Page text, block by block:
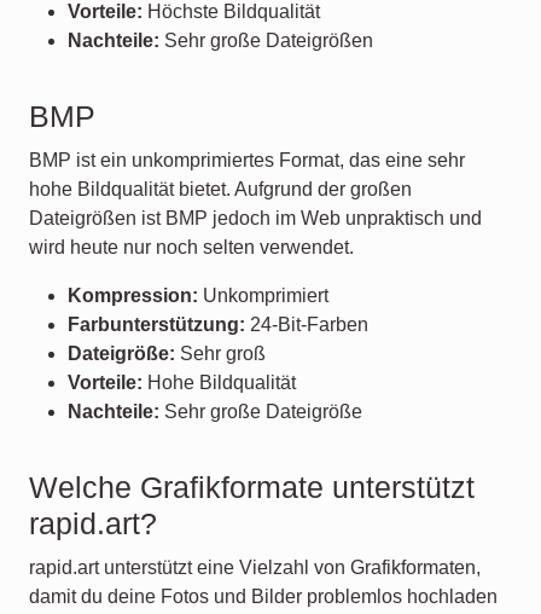
Vorteile: Höchste Bildqualität
Nachteile: Sehr große Dateigrößen
BMP
BMP ist ein unkomprimiertes Format, das eine sehr
hohe Bildqualität bietet. Aufgrund der großen
Dateigrößen ist BMP jedoch im Web unpraktisch und
wird heute nur noch selten verwendet.
Kompression: Unkomprimiert
Farbunterstützung: 24-Bit-Farben
Dateigröße: Sehr groß
Vorteile: Hohe Bildqualität
Nachteile: Sehr große Dateigröße
Welche Grafikformate unterstützt
rapid.art?
rapid.art unterstützt eine Vielzahl von Grafikformaten,
damit du deine Fotos und Bilder problemlos hochladen